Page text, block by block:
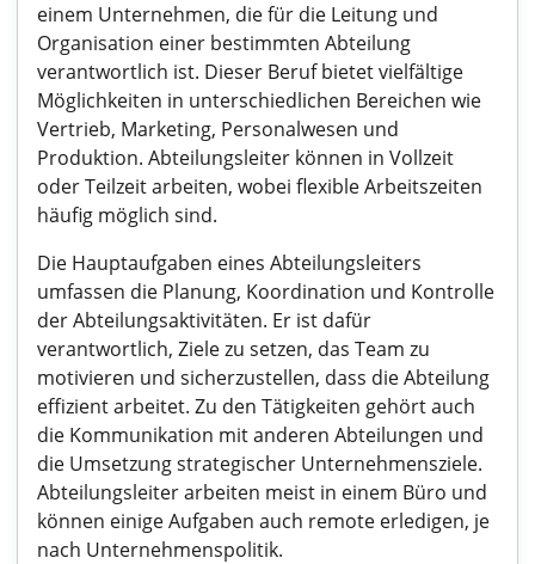
einem Unternehmen, die für die Leitung und
Organisation einer bestimmten Abteilung
verantwortlich ist. Dieser Beruf bietet vielfältige
Möglichkeiten in unterschiedlichen Bereichen wie
Vertrieb, Marketing, Personalwesen und
Produktion. Abteilungsleiter können in Vollzeit
oder Teilzeit arbeiten, wobei flexible Arbeitszeiten
häufig möglich sind.
Die Hauptaufgaben eines Abteilungsleiters
umfassen die Planung, Koordination und Kontrolle
der Abteilungsaktivitäten. Er ist dafür
verantwortlich, Ziele zu setzen, das Team zu
motivieren und sicherzustellen, dass die Abteilung
effizient arbeitet. Zu den Tätigkeiten gehört auch
die Kommunikation mit anderen Abteilungen und
die Umsetzung strategischer Unternehmensziele.
Abteilungsleiter arbeiten meist in einem Büro und
können einige Aufgaben auch remote erledigen, je
nach Unternehmenspolitik.